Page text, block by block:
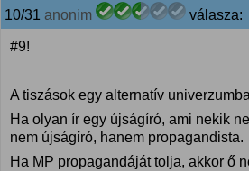
10/31 anonim válasza:
#9!
A tiszások egy alternatív
Ha olyan ír egy újságíró, ami nekik
nem újságíró, hanem propagandista.
Ha MP propagandáját tolja, akkor ő